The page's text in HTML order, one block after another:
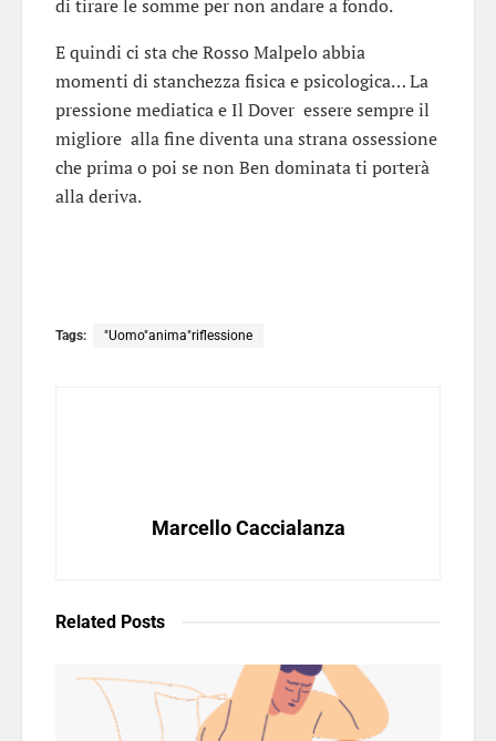
di tirare le somme per non andare a fondo.
E quindi ci sta che Rosso Malpelo abbia
momenti di stanchezza fisica e psicologica… La
pressione mediatica e Il Dover essere sempre il
migliore alla fine diventa una strana ossessione
che prima o poi se non Ben dominata ti porterà
alla deriva.
Tags: "Uomo"anima"riflessione
Marcello Caccialanza
Related Posts